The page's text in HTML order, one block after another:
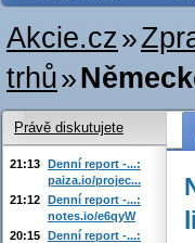
Akcie.cz»
trhů»
Právě diskutujete
21:13 Denní report -...:
paiza.io/projec...
21:12 Denní report -...:
notes.io/e6qyW
20:15 Denní report -...: